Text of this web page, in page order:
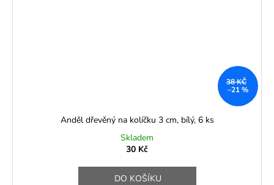
38 KČ
–21 %
Anděl dřevěný na kolíčku 3 cm, bílý, 6 ks
Skladem
30 Kč
DO KOŠÍKU